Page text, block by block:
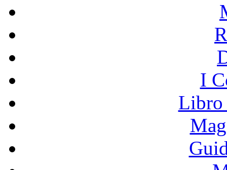
I
Libro